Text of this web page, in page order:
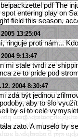
pdf The
entering play on
field this season,
13:25:04
ringuje proti nám...
9:13:47
mi stale tvrdi ze
ze to pride pod
2004 8:30:47
zdá být jedinou
aby to šlo
by si to celé
zato. A muselo by